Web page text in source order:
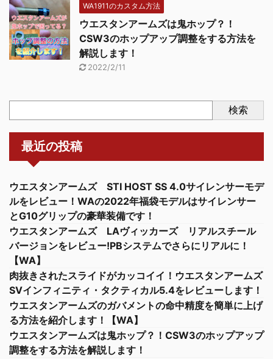
WA1911のカスタム方法
ウエスタンアームズは鬼ホップ？！
CSW3のホップアップ調整をする方法を
解説します！
2022/2/11
検索
最近の投稿
ウエスタンアームズ STI HOST SS 4.0サイレンサーモデ
ルをレビュー！WAの2022年福袋モデルはサイレンサー
とG10グリップの豪華装備です！
ウエスタンアームズ LAヴィッカーズ リアルスチール
バージョンをレビュー!PBシステムでさらにリアルに！
【WA】
肉抜きされたスライドがカッコイイ！ウエスタンアームズ
SVインフィニティ・タクティカル5.4をレビューします！
ウエスタンアームズのガバメントの命中精度を簡単に上げ
る方法を紹介します！【WA】
ウエスタンアームズは鬼ホップ？！CSW3のホップアップ
調整をする方法を解説します！